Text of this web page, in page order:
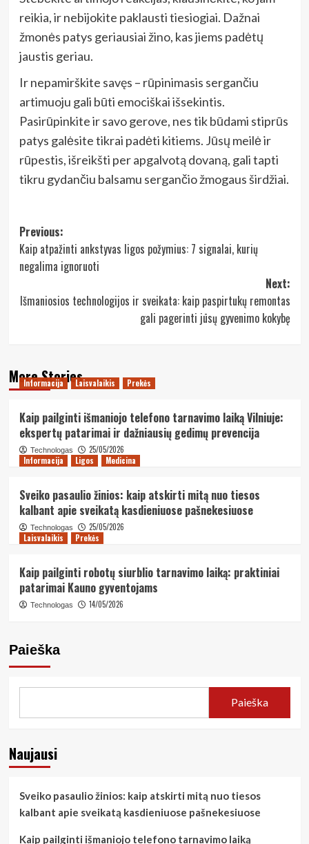
reikia, ir nebijokite paklausti tiesiogiai. Dažnai
žmonės patys geriausiai žino, kas jiems padėtų
jaustis geriau.
Ir nepamirškite savęs – rūpinimasis sergančiu
artimuoju gali būti emociškai išsekintis.
Pasirūpinkite ir savo gerove, nes tik būdami stiprūs
patys galėsite tikrai padėti kitiems. Jūsų meilė ir
rūpestis, išreikšti per apgalvotą dovaną, gali tapti
tikru gydančiu balsamu sergančio žmogaus širdžiai.
Post
navigation
Previous:
Kaip atpažinti ankstyvas ligos požymius: 7 signalai, kurių
negalima ignoruoti
Next:
Išmaniosios technologijos ir sveikata: kaip paspirtukų remontas
gali pagerinti jūsų gyvenimo kokybę
More Stories
Informacija Laisvalaikis Prekės
Kaip pailginti išmaniojo telefono tarnavimo laiką Vilniuje:
ekspertų patarimai ir dažniausių gedimų prevencija
Technologas
25/05/2026
Informacija
Ligos Medicina
Sveiko pasaulio žinios: kaip atskirti mitą nuo tiesos
kalbant apie sveikatą kasdieniuose pašnekesiuose
Technologas
25/05/2026
Laisvalaikis
Prekės
Kaip pailginti robotų siurblio tarnavimo laiką: praktiniai
patarimai Kauno gyventojams
Technologas 14/05/2026
Paieška
Paieška
Naujausi
Sveiko pasaulio žinios: kaip atskirti mitą nuo tiesos
kalbant apie sveikatą kasdieniuose pašnekesiuose
Kaip pailginti išmaniojo telefono tarnavimo laiką